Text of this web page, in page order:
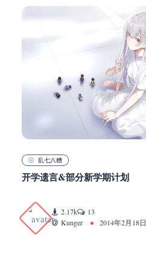
乱七八糟
开学遗言&部分新学期计划
2.17k
13
Kunger
2014年2月18日